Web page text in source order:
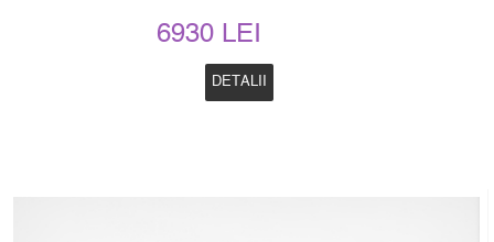
6930 LEI
DETALII